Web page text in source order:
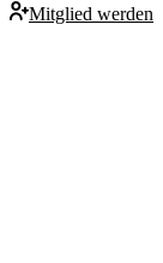
Mitglied werden